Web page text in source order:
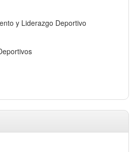
y Liderazgo Deportivo